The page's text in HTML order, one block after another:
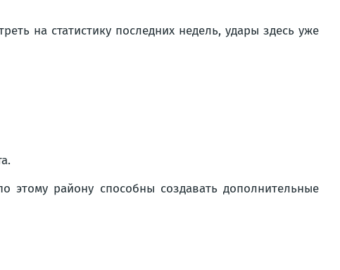
на статистику последних недель, удары здесь уже
району способны создавать дополнительные